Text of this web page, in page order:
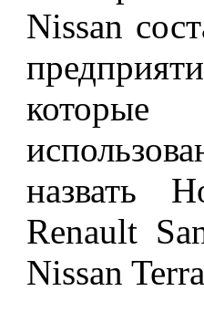
Nissan
назвать
Renault
Nissan